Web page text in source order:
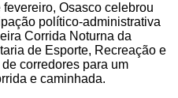
Osasco celebrou
político-administrativa
Corrida Noturna da
de Esporte, Recreação e
corredores para um
e caminhada.